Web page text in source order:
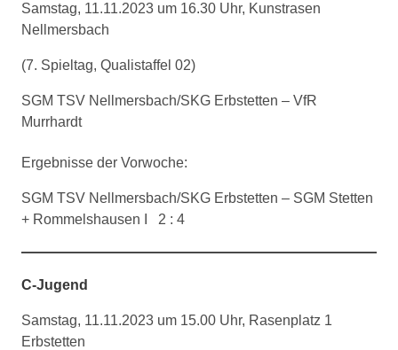
Samstag, 11.11.2023 um 16.30 Uhr, Kunstrasen
Nellmersbach
(7. Spieltag, Qualistaffel 02)
SGM TSV Nellmersbach/SKG Erbstetten – VfR
Murrhardt
Ergebnisse der Vorwoche:
SGM TSV Nellmersbach/SKG Erbstetten – SGM Stetten
+ Rommelshausen I 2 : 4
C-Jugend
Samstag, 11.11.2023 um 15.00 Uhr, Rasenplatz 1
Erbstetten